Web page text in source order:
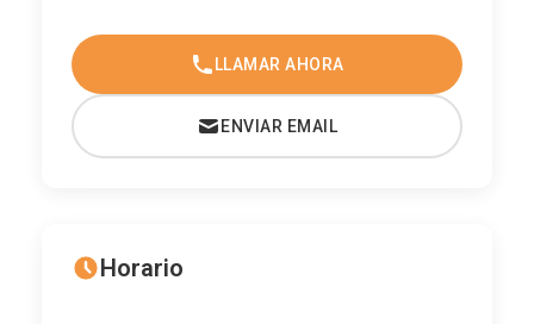
LLAMAR AHORA
ENVIAR EMAIL
Horario